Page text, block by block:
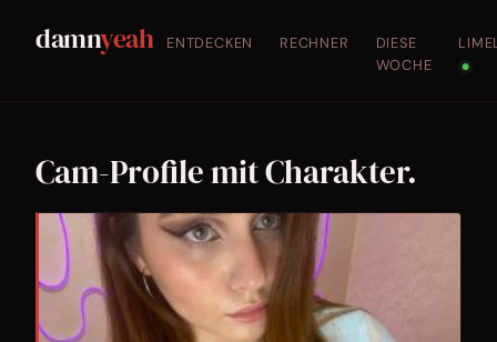
damnyeah ENTDECKEN RECHNER
DIESE
WOCHE
●
Cam-Profile mit Charakter.